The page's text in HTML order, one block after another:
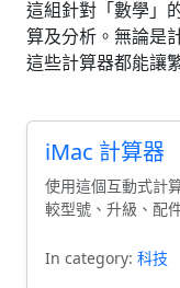
這組針對「數學」
算及分析。無論是
這些計算器都能讓
供的工具包括科學
器等，旨在提升你
算器，無論是學習
戰。
iMac 計算器
使用這個互動式計
較型號、升級、配
In category: 科技